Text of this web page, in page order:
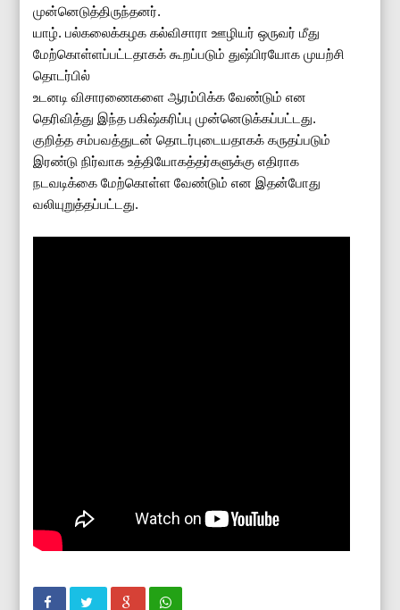
முன்னெடுத்திருந்தனர்.
யாழ். பல்கலைக்கழக கல்விசாரா ஊழியர் ஒருவர் மீது
மேற்கொள்ளப்பட்டதாகக் கூறப்படும் துஷ்பிரயோக முயற்சி
தொடர்பில்
உடனடி விசாரணைகளை ஆரம்பிக்க வேண்டும் என
தெரிவித்து இந்த பகிஷ்கரிப்பு முன்னெடுக்கப்பட்டது.
குறித்த சம்பவத்துடன் தொடர்புடையதாகக் கருதப்படும்
இரண்டு நிர்வாக உத்தியோகத்தர்களுக்கு எதிராக
நடவடிக்கை மேற்கொள்ள வேண்டும் என இதன்போது
வலியுறுத்தப்பட்டது.